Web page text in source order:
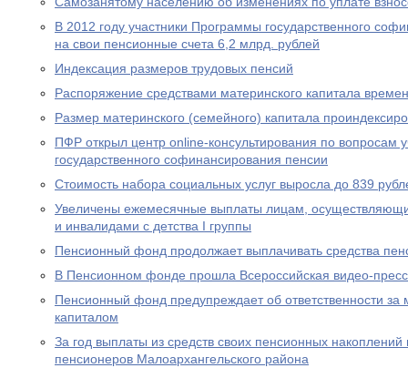
В 2012 году участники Программы государственного
на свои пенсионные счета 6,2 млрд. рублей
Индексация размеров трудовых пенсий
Распоряжение средствами материнского капитала
Размер материнского (семейного) капитала
ПФР открыл центр online-консультирования по вопросам
государственного софинансирования пенсии
Стоимость набора социальных услуг выросла до 839
Увеличены ежемесячные выплаты лицам,
и инвалидами с детства I группы
Пенсионный фонд продолжает выплачивать средства
В Пенсионном фонде прошла Всероссийская видео-
Пенсионный фонд предупреждает об ответственности
капиталом
За год выплаты из средств своих пенсионных накоплений
пенсионеров Малоархангельского района